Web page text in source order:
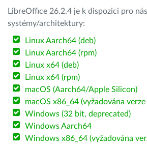
LibreOffice 26.2.4 je k dispozici pro
systémy/architektury:
Linux Aarch64 (deb)
Linux Aarch64 (rpm)
Linux x64 (deb)
Linux x64 (rpm)
macOS (Aarch64/Apple Silicon)
macOS x86_64 (vyžadována
Windows (32 bit, deprecated)
Windows Aarch64
Windows x86_64 (vyžadována